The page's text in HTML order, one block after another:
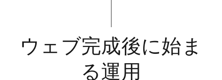
ウェブ完成後に始ま
る運用